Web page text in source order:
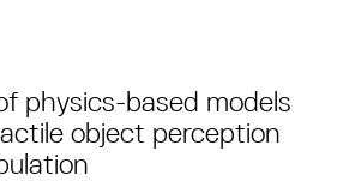
physics-based models
object perception